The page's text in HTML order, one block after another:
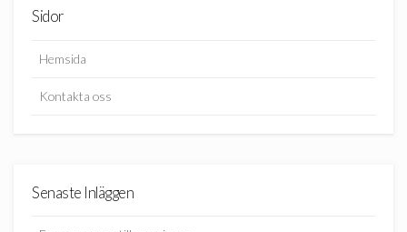
Sidor
Hemsida
Kontakta oss
Senaste Inläggen